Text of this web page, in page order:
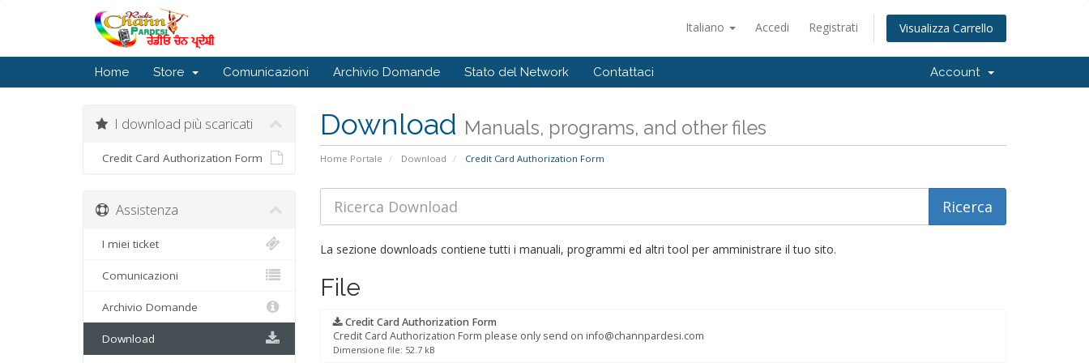
Italiano Accedi Registrati Visualizza Carrello
Home Store Comunicazioni Archivio Domande Stato del Network Contattaci Account
Download Manuals, programs, and other files
Home Portale Download Credit Card Authorization Form
La sezione downloads contiene tutti i manuali, programmi ed altri tool per amministrare il tuo sito.
File
Credit Card Authorization Form
Credit Card Authorization Form please only send on info@channpardesi.com
Dimensione file: 52.7 kB
I download più scaricati
Credit Card Authorization Form
Assistenza
I miei ticket
Comunicazioni
Archivio Domande
Download